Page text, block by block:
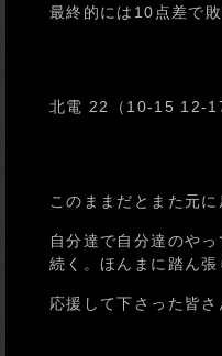
最終的には10点差で敗
北電 22（10-15 12-
このままだとまた元
自分達で自分達のや
続く。ほんまに踏ん張
応援して下さった皆さ